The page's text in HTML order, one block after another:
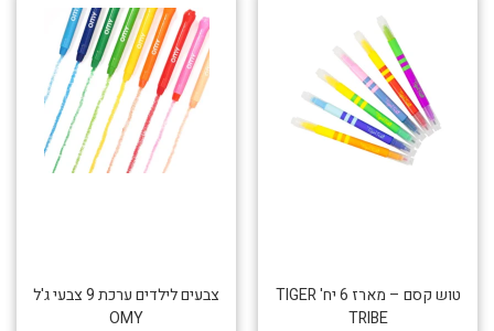
טוש קסם – מארז 6 יח' TIGER
TRIBE
צבעים לילדים ערכת 9 צבעי ג'ל
OMY